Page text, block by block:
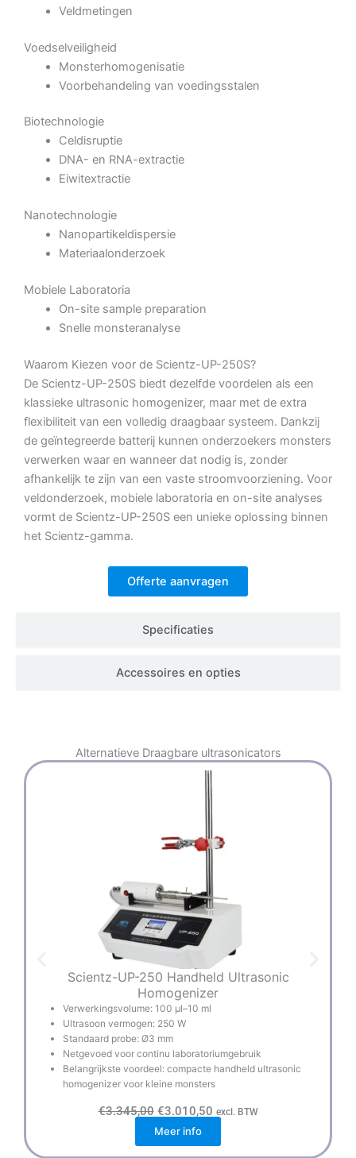
Specificaties
Accessoires en opties
Veldmetingen
Voedselveiligheid
Monsterhomogenisatie
Voorbehandeling van voedingsstalen
Biotechnologie
Celdisruptie
DNA- en RNA-extractie
Eiwitextractie
Nanotechnologie
Nanopartikeldispersie
Materiaalonderzoek
Mobiele Laboratoria
On-site sample preparation
Snelle monsteranalyse
Waarom Kiezen voor de Scientz-UP-250S?
De Scientz-UP-250S biedt dezelfde voordelen als een
klassieke ultrasonic homogenizer, maar met de extra
flexibiliteit van een volledig draagbaar systeem. Dankzij
de geïntegreerde batterij kunnen onderzoekers monsters
verwerken waar en wanneer dat nodig is, zonder
afhankelijk te zijn van een vaste stroomvoorziening. Voor
veldonderzoek, mobiele laboratoria en on-site analyses
vormt de Scientz-UP-250S een unieke oplossing binnen
het Scientz-gamma.
Offerte aanvragen
Alternatieve Draagbare ultrasonicators
Scientz-UP-250 Handheld Ultrasonic
Homogenizer
Verwerkingsvolume: 100 µl–10 ml
Ultrasoon vermogen: 250 W
Standaard probe: Ø3 mm
Netgevoed voor continu laboratoriumgebruik
Belangrijkste voordeel: compacte handheld ultrasonic
homogenizer voor kleine monsters
€3.345,00 O
o
r
s
p
€3.010,50H
u
d
i
excl. BTW
Meer info